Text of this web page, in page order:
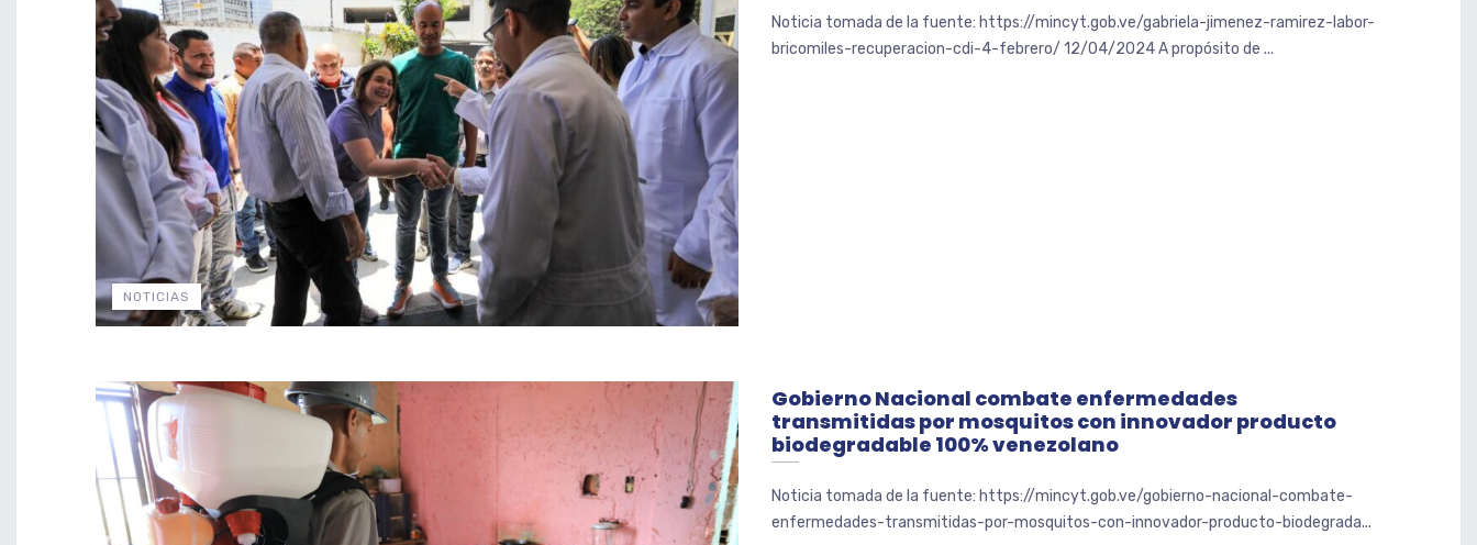
NOTICIAS
Noticia tomada de la fuente: https://mincyt.gob.ve/gabriela-jimenez-ramirez-labor-
bricomiles-recuperacion-cdi-4-febrero/ 12/04/2024 A propósito de ...
Gobierno Nacional combate enfermedades
transmitidas por mosquitos con innovador producto
biodegradable 100% venezolano
Noticia tomada de la fuente: https://mincyt.gob.ve/gobierno-nacional-combate-
enfermedades-transmitidas-por-mosquitos-con-innovador-producto-biodegrada...